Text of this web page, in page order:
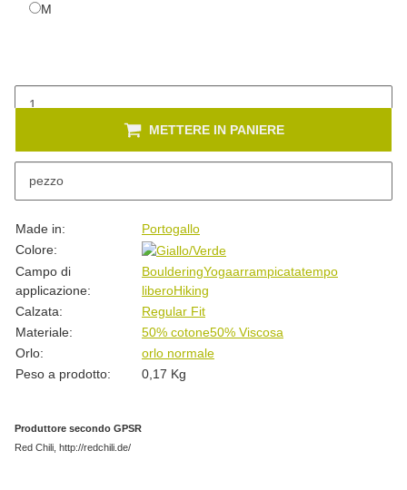
M
pezzo
METTERE IN PANIERE
#productDetails.itemInformation#
#productDetails.itemValue#
Made in:
Portogallo
Colore:
Campo di
applicazione:
BoulderingYogaarrampicatatempo
liberoHiking
Calzata:
Regular Fit
Materiale:
50% cotone50% Viscosa
Orlo:
orlo normale
Peso a prodotto:
0,17 Kg
Produttore secondo GPSR
Red Chili, http://redchili.de/